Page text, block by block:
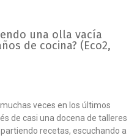
una olla vacía
de cocina? (Eco2,
veces en los últimos
de casi una docena de talleres
recetas, escuchando a